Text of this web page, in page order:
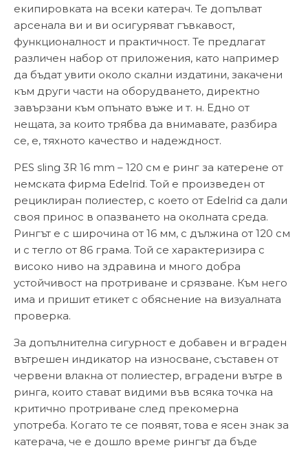
екипировката на всеки катерач. Те допълват
арсенала ви и ви осигуряват гъвкавост,
функционалност и практичност. Те предлагат
различен набор от приложения, като например
да бъдат увити около скални издатини, закачени
към други части на оборудването, директно
завързани към опънато въже и т. н. Едно от
нещата, за които трябва да внимавате, разбира
се, е, тяхното качество и надеждност.
PES sling 3R 16 mm – 120 см е ринг за катерене от
немската фирма Edelrid. Той е произведен от
рециклиран полиестер, с което от Edelrid са дали
своя принос в опазването на околната среда.
Рингът е с широчина от 16 мм, с дължина от 120 см
и с тегло от 86 грама. Той се характеризира с
високо ниво на здравина и много добра
устойчивост на протриване и срязване. Към него
има и пришит етикет с обяснение на визуалната
проверка.
За допълнителна сигурност е добавен и вграден
вътрешен индикатор на износване, съставен от
червени влакна от полиестер, вградени вътре в
ринга, които стават видими във всяка точка на
критично протриване след прекомерна
употреба. Когато те се появят, това е ясен знак за
катерача, че е дошло време рингът да бъде